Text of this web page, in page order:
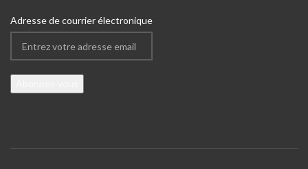
Adresse de courrier électronique